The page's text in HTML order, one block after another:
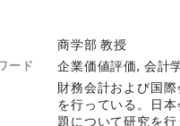
商学部 教授
ード 企業価値評価, 会計
財務会計および国
を行っている。日
題について研究を